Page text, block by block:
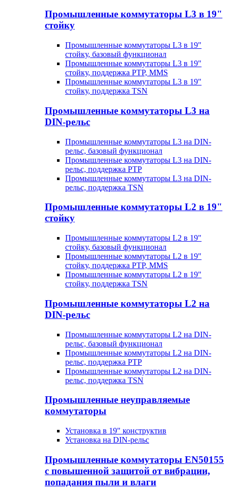
Промышленные коммутаторы L3 в 19"
стойку
Промышленные коммутаторы L3 в 19"
стойку, базовый функционал
Промышленные коммутаторы L3 в 19"
стойку, поддержка PTP, MMS
Промышленные коммутаторы L3 в 19"
стойку, поддержка TSN
Промышленные коммутаторы L3 на
DIN-рельс
Промышленные коммутаторы L3 на DIN-
рельс, базовый функционал
Промышленные коммутаторы L3 на DIN-
рельс, поддержка PTP
Промышленные коммутаторы L3 на DIN-
рельс, поддержка TSN
Промышленные коммутаторы L2 в 19"
стойку
Промышленные коммутаторы L2 в 19"
стойку, базовый функционал
Промышленные коммутаторы L2 в 19"
стойку, поддержка PTP, MMS
Промышленные коммутаторы L2 в 19"
стойку, поддержка TSN
Промышленные коммутаторы L2 на
DIN-рельс
Промышленные коммутаторы L2 на DIN-
рельс, базовый функционал
Промышленные коммутаторы L2 на DIN-
рельс, поддержка PTP
Промышленные коммутаторы L2 на DIN-
рельс, поддержка TSN
Промышленные неуправляемые
коммутаторы
Установка в 19" конструктив
Установка на DIN-рельс
Промышленные коммутаторы EN50155
с повышенной защитой от вибрации,
попадания пыли и влаги